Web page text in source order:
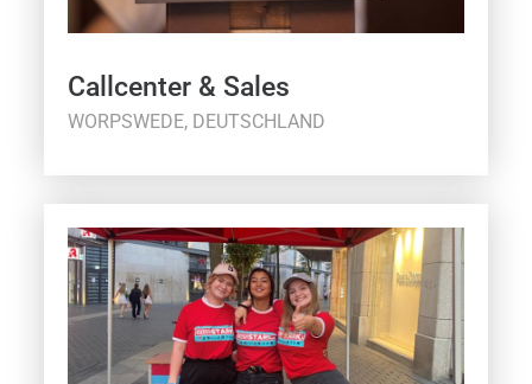
Callcenter & Sales
WORPSWEDE, DEUTSCHLAND